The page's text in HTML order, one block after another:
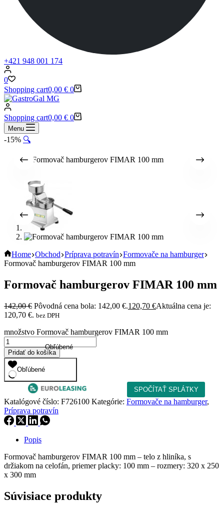
+421 948 001 174
0
Shopping cart0,00 € 0
Shopping cart0,00 € 0
Menu
-15% 🔍
Home Obchod Príprava potravín Formovače na hamburger
Formovač hamburgerov FIMAR 100 mm
Formovač hamburgerov FIMAR 100 mm
142,00€ Pôvodná cena bola: 142,00 €.120,70 €Aktuálna cena je:
120,70 €. bez DPH
množstvo Formovač hamburgerov FIMAR 100 mm
Pridať do košíka
Obľúbené
Obľúbené
Katalógové číslo: F726100 Kategórie: Formovače na hamburger,
Príprava potravín
Popis
Formovač hamburgerov FIMAR 100 mm – telo z hliníka, s
držiakom na celofán, priemer placky: 100 mm – rozmery: 320 x 250
x 300 mm
Súvisiace produkty